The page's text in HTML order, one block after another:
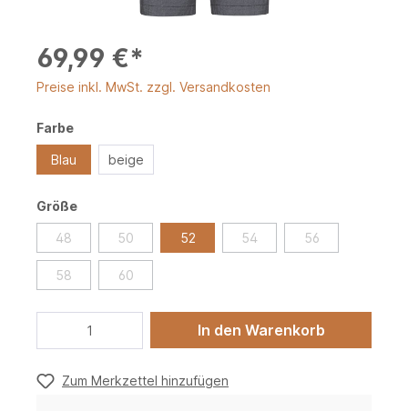
69,99 €*
Preise inkl. MwSt. zzgl. Versandkosten
Farbe
Blau beige
Größe
48 50 52 54 56
58 60
In den Warenkorb
Zum Merkzettel hinzufügen